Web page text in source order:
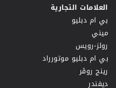
العلامات التجارية
بي ام دبليو
ميني
رولز-رويس
بي ام دبليو موتورراد
رينج روڤر
ديفندر